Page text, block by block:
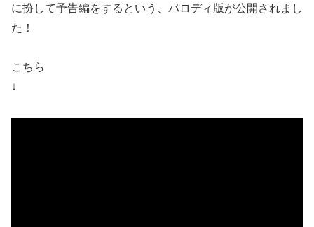
に扮して予告編をするという、パロディ版が公開されまし
た！
こちら
↓